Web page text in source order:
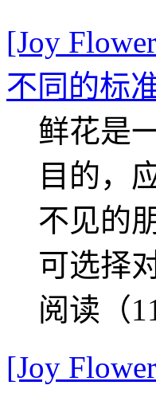
[Joy
不同的标
鲜花是
目的，
不见的
可选择
阅读（
[Joy